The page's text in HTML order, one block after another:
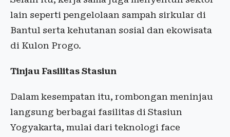
lain seperti pengelolaan sampah sirkular di
Bantul serta kehutanan sosial dan ekowisata
di Kulon Progo.
Tinjau Fasilitas Stasiun
Dalam kesempatan itu, rombongan meninjau
langsung berbagai fasilitas di Stasiun
Yogyakarta, mulai dari teknologi face